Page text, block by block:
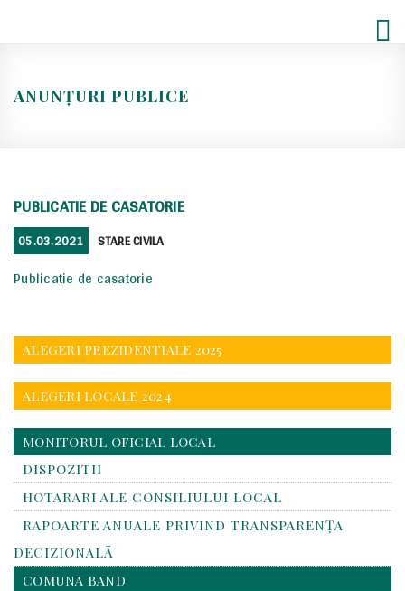
ANUNȚURI PUBLICE
PUBLICATIE DE CASATORIE
POSTED
ON
05.03.2021 CATEGORIES
STARE CIVILA
Publicatie de casatorie
ALEGERI PREZIDENTIALE 2025
ALEGERI LOCALE 2024
MONITORUL OFICIAL LOCAL
DISPOZITII
HOTARARI ALE CONSILIULUI LOCAL
RAPOARTE ANUALE PRIVIND TRANSPARENŢA
DECIZIONALĂ
COMUNA BAND